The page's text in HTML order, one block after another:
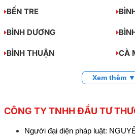
BẾN TRE
BÌNH DƯƠNG
BÌNH THUẬN CÀ
Xem thêm ▼
CÔNG TY TNHH ĐẦU TƯ
Người đại diện pháp luật: